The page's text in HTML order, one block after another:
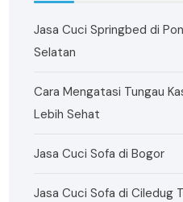
Jasa Cuci Springbed di
Selatan
Cara Mengatasi Tungau
Lebih Sehat
Jasa Cuci Sofa di Bogor
Jasa Cuci Sofa di Ciledug